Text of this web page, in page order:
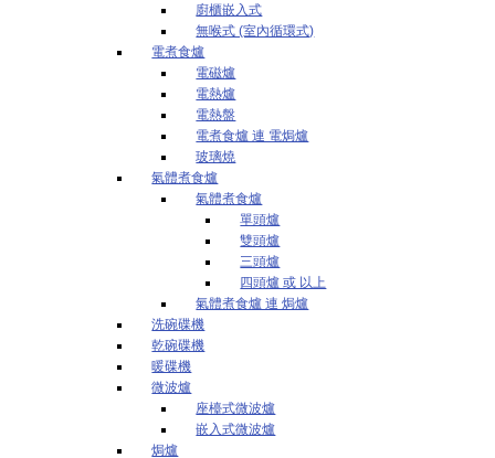
廚櫃嵌入式
無喉式 (室內循環式)
電煮食爐
電磁爐
電熱爐
電熱盤
電煮食爐 連 電焗爐
玻璃燒
氣體煮食爐
氣體煮食爐
單頭爐
雙頭爐
三頭爐
四頭爐 或 以上
氣體煮食爐 連 焗爐
洗碗碟機
乾碗碟機
暖碟機
微波爐
座檯式微波爐
嵌入式微波爐
焗爐